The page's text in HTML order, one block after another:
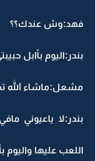
فهد:وش عندك؟؟
بندر:اليوم بأابل
مشعل:ماشاء الله
بندر:لا ياعيوني
اللعب عليها واليوم